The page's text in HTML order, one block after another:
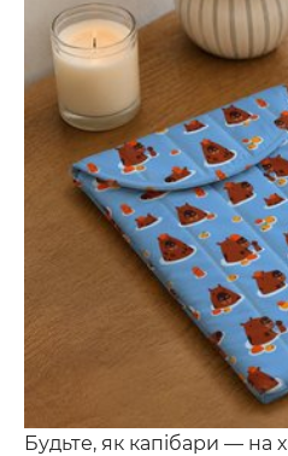
Будьте, як капібари — на